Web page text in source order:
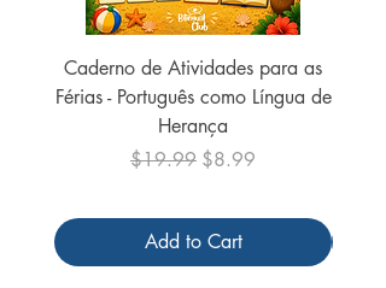
Caderno de Atividades para as
Férias - Português como Língua de
Herança
Regular Price
$19.99 Sale Price
$8.99
Add to Cart